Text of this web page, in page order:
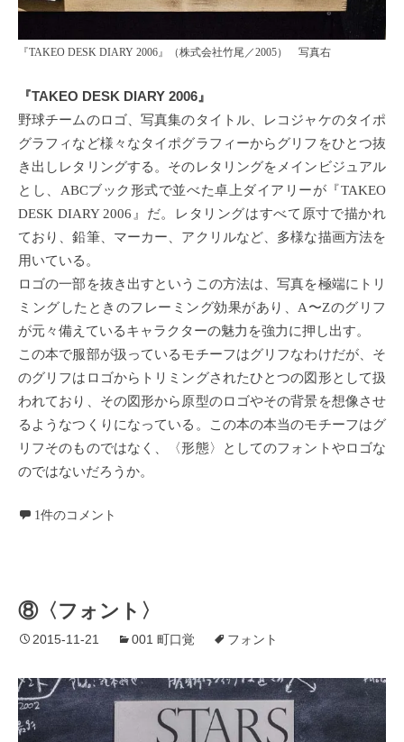
『TAKEO DESK DIARY 2006』（株式会社竹尾／2005） 写真右
『TAKEO DESK DIARY 2006』
野球チームのロゴ、写真集のタイトル、レコジャケのタイポ
グラフィなど様々なタイポグラフィーからグリフをひとつ抜
き出しレタリングする。そのレタリングをメインビジュアル
とし、ABCブック形式で並べた卓上ダイアリーが『TAKEO
DESK DIARY 2006』だ。レタリングはすべて原寸で描かれ
ており、鉛筆、マーカー、アクリルなど、多様な描画方法を
用いている。
ロゴの一部を抜き出すというこの方法は、写真を極端にトリ
ミングしたときのフレーミング効果があり、A〜Zのグリフ
が元々備えているキャラクターの魅力を強力に押し出す。
この本で服部が扱っているモチーフはグリフなわけだが、そ
のグリフはロゴからトリミングされたひとつの図形として扱
われており、その図形から原型のロゴやその背景を想像させ
るようなつくりになっている。この本の本当のモチーフはグ
リフそのものではなく、〈形態〉としてのフォントやロゴな
のではないだろうか。
1件のコメント
⑧〈フォント〉
2015-11-21 001 町口覚 フォント